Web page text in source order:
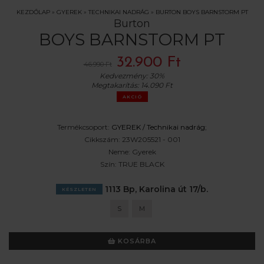
KEZDŐLAP» GYEREK» TECHNIKAI NADRÁG » BURTON BOYS BARNSTORM PT
Burton
BOYS BARNSTORM PT
46.990 Ft 32.900 Ft
Kedvezmény: 30%
Megtakarítás: 14.090 Ft
AKCIÓ
Termékcsoport: GYEREK / Technikai nadrág;
Cikkszám: 23W205521 - 001
Neme: Gyerek
Szín: TRUE BLACK
KÉSZLETEN 1113 Bp, Karolina út 17/b.
S M
KOSÁRBA